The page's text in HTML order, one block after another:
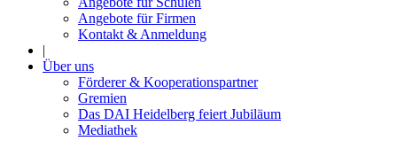
Angebote für Firmen
Kontakt & Anmeldung
|
Über uns
Förderer & Kooperationspartner
Gremien
Das DAI Heidelberg feiert Jubiläum
Mediathek